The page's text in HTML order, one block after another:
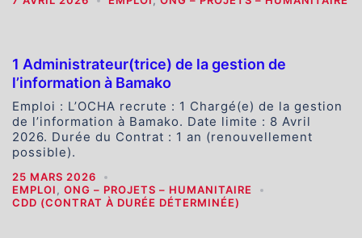
1 Administrateur(trice) de la gestion de
l’information à Bamako
Emploi : L’OCHA recrute : 1 Chargé(e) de la gestion
de l’information à Bamako. Date limite : 8 Avril
2026. Durée du Contrat : 1 an (renouvellement
possible).
25 MARS 2026
EMPLOI , ONG – PROJETS – HUMANITAIRE
CDD (CONTRAT À DURÉE DÉTERMINÉE)